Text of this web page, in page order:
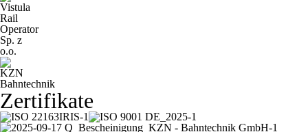
Zertifikate